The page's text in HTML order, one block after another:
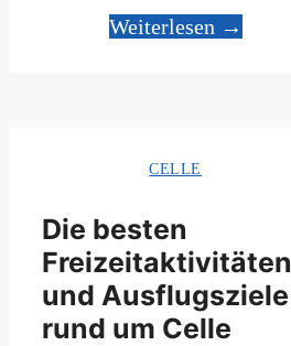
Weiterlesen →
CELLE
Die besten
Freizeitaktivitäten
und Ausflugsziele
rund um Celle